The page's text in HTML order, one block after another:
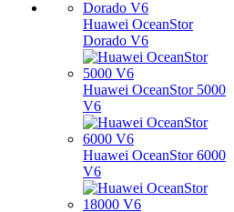
Huawei OceanStor
Dorado V6
Huawei OceanStor 5000
V6
Huawei OceanStor 6000
V6